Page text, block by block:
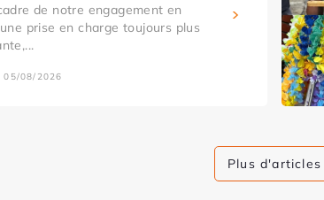
de notre engagement en
prise en charge toujours plus
05/08/2026
Plus d'articles